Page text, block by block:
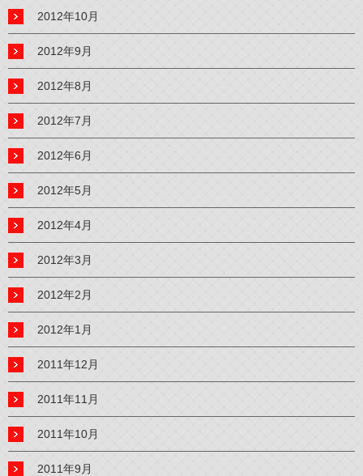
2012年10月
2012年9月
2012年8月
2012年7月
2012年6月
2012年5月
2012年4月
2012年3月
2012年2月
2012年1月
2011年12月
2011年11月
2011年10月
2011年9月